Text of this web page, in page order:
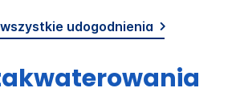
udogodnienia